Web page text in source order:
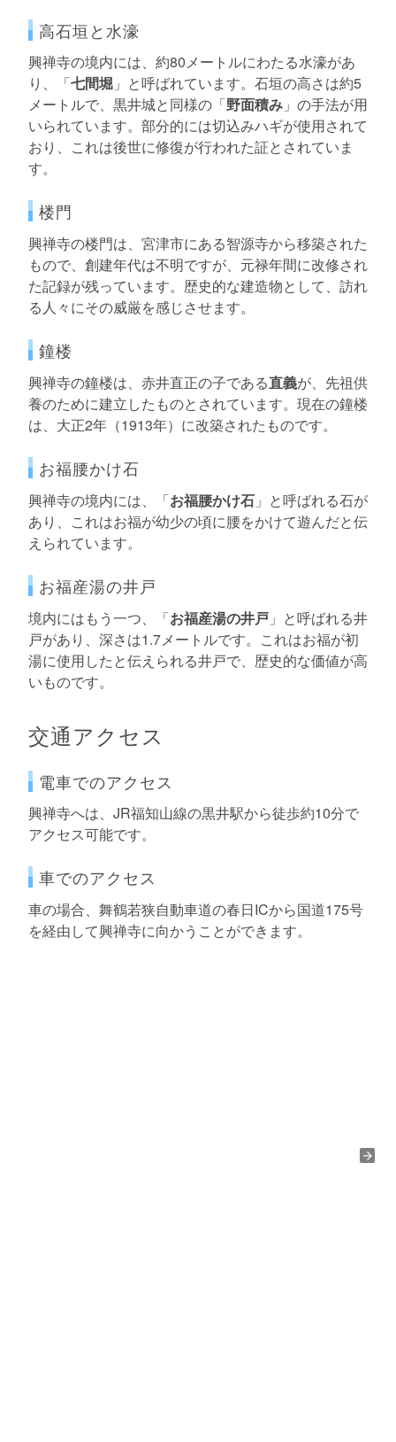
高石垣と水濠
興禅寺の境内には、約80メートルにわたる水濠があ
り、「七間堀 」と呼ばれています。石垣の高さは約5
メートルで、黒井城と同様の「野面積み 」の手法が用
いられています。部分的には切込みハギが使用されて
おり、これは後世に修復が行われた証とされていま
す。
楼門
興禅寺の楼門は、宮津市にある智源寺から移築された
もので、創建年代は不明ですが、元禄年間に改修され
た記録が残っています。歴史的な建造物として、訪れ
る人々にその威厳を感じさせます。
鐘楼
興禅寺の鐘楼は、赤井直正の子である直義が、先祖供
養のために建立したものとされています。現在の鐘楼
は、大正2年（1913年）に改築されたものです。
お福腰かけ石
興禅寺の境内には、「お福腰かけ石 」と呼ばれる石が
あり、これはお福が幼少の頃に腰をかけて遊んだと伝
えられています。
お福産湯の井戸
境内にはもう一つ、「お福産湯の井戸 」と呼ばれる井
戸があり、深さは1.7メートルです。これはお福が初
湯に使用したと伝えられる井戸で、歴史的な価値が高
いものです。
交通アクセス
電車でのアクセス
興禅寺へは、JR福知山線の黒井駅から徒歩約10分で
アクセス可能です。
車でのアクセス
車の場合、舞鶴若狭自動車道の春日ICから国道175号
を経由して興禅寺に向かうことができます。